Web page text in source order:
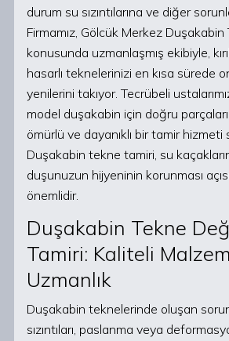
durum su sızıntılarına ve diğer
Firmamız, Gölcük Merkez Duşakabin
konusunda uzmanlaşmış ekibiyle,
hasarlı teknelerinizi en kısa sürede
yenilerini takıyor. Tecrübeli
model duşakabin için doğru
ömürlü ve dayanıklı bir tamir hizmeti
Duşakabin tekne tamiri, su
duşunuzun hijyeninin korunması
önemlidir.
Duşakabin Tekne
Tamiri: Kaliteli
Uzmanlık
Duşakabin teknelerinde oluşan
sızıntıları, paslanma veya